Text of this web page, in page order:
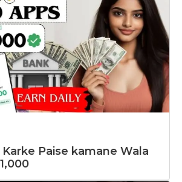
Karke Paise kamane Wala